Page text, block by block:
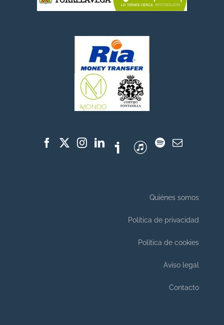
Quiénes somos
Política de privacidad
Política de cookies
Aviso legal
Contacto